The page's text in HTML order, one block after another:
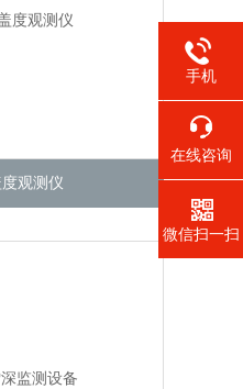
观测仪
手机
在线咨询
微信扫一扫